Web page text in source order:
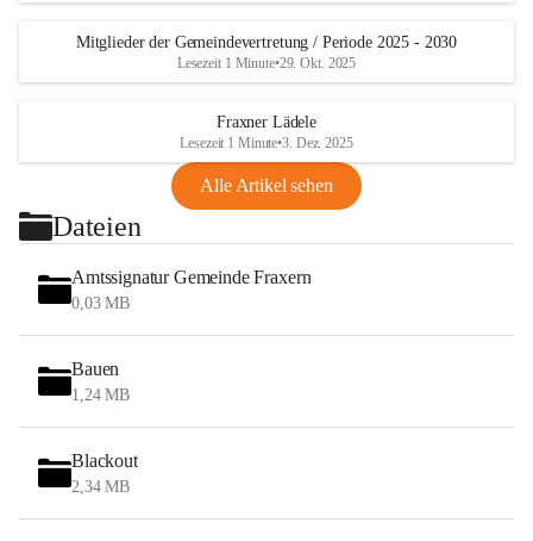
Mitglieder der Gemeindevertretung / Periode 2025 - 2030
Lesezeit 1 Minute•29. Okt. 2025
Fraxner Lädele
Lesezeit 1 Minute•3. Dez. 2025
Alle Artikel sehen
Dateien
Amtssignatur Gemeinde Fraxern
0,03 MB
Bauen
1,24 MB
Blackout
2,34 MB